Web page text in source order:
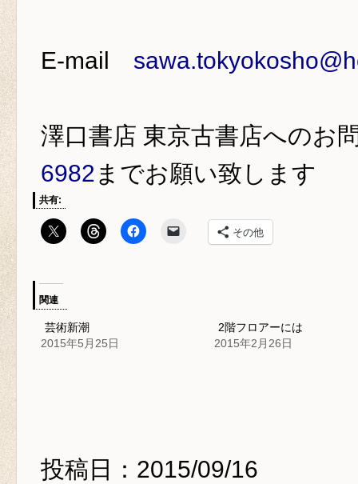
E-mail
澤口書店 東京古書店へのお
6982 までお願い致します
共有:
その他
関連
芸術新潮
2015年5月25日
2階フロアーには
2015年2月26日
投稿日：2015/09/16